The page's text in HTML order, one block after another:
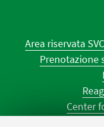
Area riservata
Prenotazione
Center